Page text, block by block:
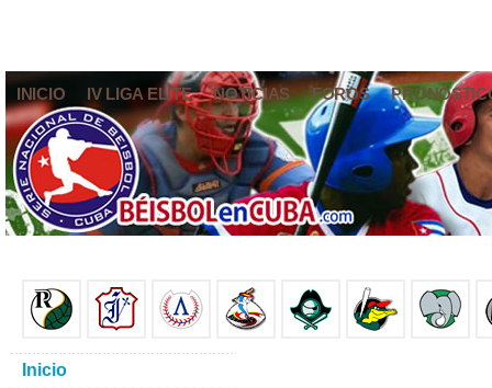
INICIO IV LIGA ELITE NOTICIAS FOROS
Inicio